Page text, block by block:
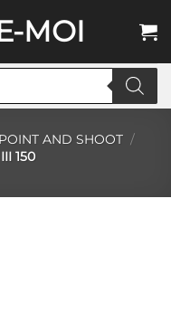
MOI
POINT AND SHOOT /
150